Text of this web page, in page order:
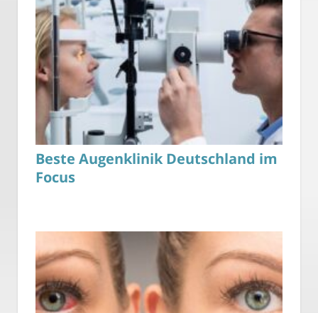
Beste Augenklinik Deutschland im
Focus